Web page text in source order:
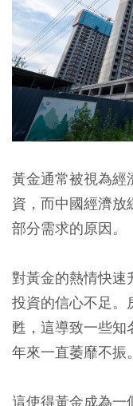
黃金通常被視為經
資，而中國經濟放
部分需求的原因。
對黃金的熱情快速
投資的信心不足。
甦，這導致一些知
年來一直萎靡不振。
這使得黃金成為一